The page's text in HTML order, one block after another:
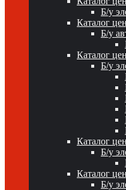
Б/у
Каталог
Б/у
Каталог
Б/у
Каталог
Б/у
Каталог
Б/у